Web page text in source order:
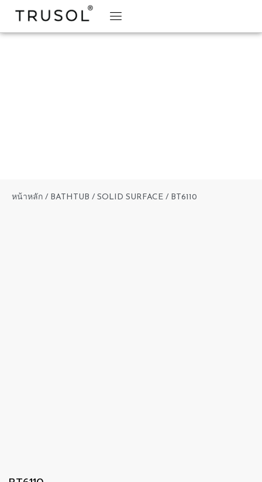
หน้าหลัก / BATHTUB / SOLID SURFACE / BT6110